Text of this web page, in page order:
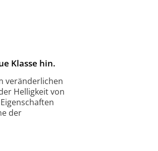
Klasse hin.
veränderlichen
Helligkeit von
der